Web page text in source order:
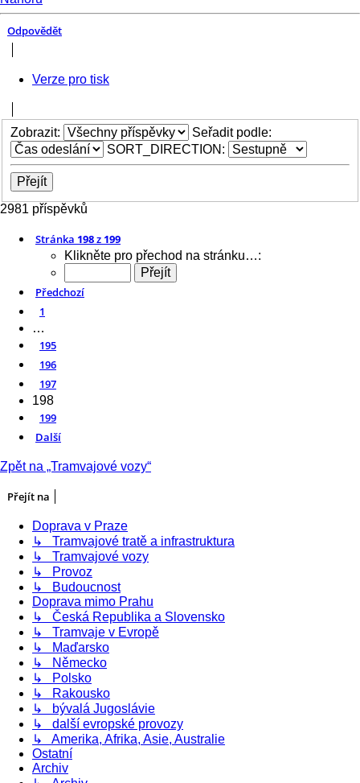
Odpovědět
Verze pro tisk
Zobrazit:
Seřadit podle:
SORT_DIRECTION:
2981 příspěvků
Stránka 198z 199
Klikněte pro přechod na stránku…:
Předchozí
1
…
195
196
197
198
199
Další
Zpět na „Tramvajové vozy“
Přejít na
Doprava v Praze
↳ Tramvajové tratě a infrastruktura
↳ Tramvajové vozy
↳ Provoz
↳ Budoucnost
Doprava mimo Prahu
↳ Česká Republika a Slovensko
↳ Tramvaje v Evropě
↳ Maďarsko
↳ Německo
↳ Polsko
↳ Rakousko
↳ bývalá Jugoslávie
↳ další evropské provozy
↳ Amerika, Afrika, Asie, Australie
Ostatní
Archiv